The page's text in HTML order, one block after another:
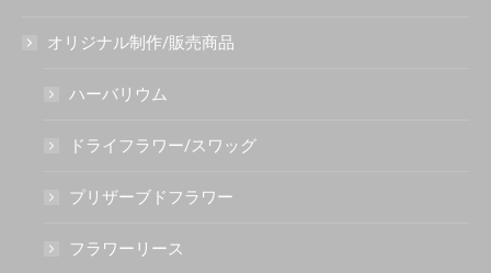
オリジナル制作/販売商品
ハーバリウム
ドライフラワー/スワッグ
プリザーブドフラワー
フラワーリース